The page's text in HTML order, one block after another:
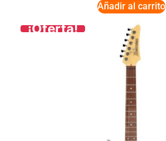
Añadir al carrito
¡Oferta!